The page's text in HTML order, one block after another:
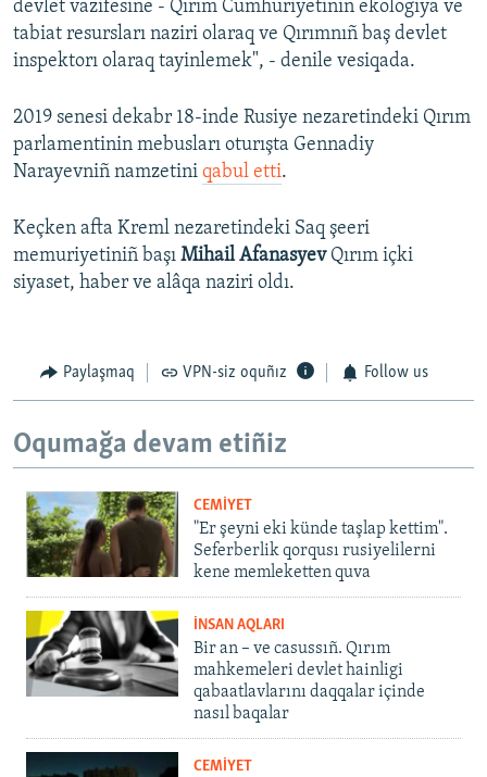
devlet vazifesine - Qırım Cumhuriyetiniñ ekologiya ve
tabiat resursları naziri olaraq ve Qırımnıñ baş devlet
inspektorı olaraq tayinlemek", - denile vesiqada.
2019 senesi dekabr 18-inde Rusiye nezaretindeki Qırım
parlamentinin mebusları oturışta Gennadiy
Narayevniñ namzetini qabul etti.
Keçken afta Kreml nezaretindeki Saq şeeri
memuriyetiniñ başı Mihail Afanasyev Qırım içki
siyaset, haber ve alâqa naziri oldı.
Paylaşmaq VPN-siz oquñız Follow us
Oqumağa devam etiñiz
CEMİYET
"Er şeyni eki künde taşlap kettim".
Seferberlik qorqusı rusiyelilerni
kene memleketten quva
İNSAN AQLARI
Bir an – ve casussıñ. Qırım
mahkemeleri devlet hainligi
qabaatlavlarını daqqalar içinde
nasıl baqalar
CEMİYET